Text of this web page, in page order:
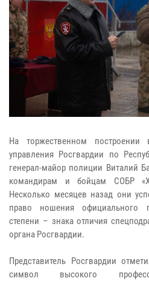
На торжественном построении
управления Росгвардии по
генерал-майор полиции Виталий
командирам и бойцам СОБР
Несколько месяцев назад они
право ношения официального
степени – знака отличия
органа Росгвардии.
Представитель Росгвардии
символ высокого